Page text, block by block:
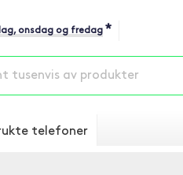
onsdag og fredag *
telefoner